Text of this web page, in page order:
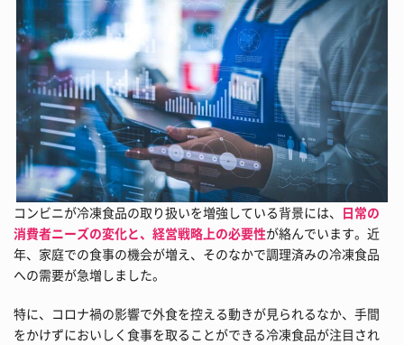
コンビニが冷凍食品の取り扱いを増強している背景には、 日常の
消費者ニーズの変化と、経営戦略上の必要性が絡んでいます。近
年、家庭での食事の機会が増え、そのなかで調理済みの冷凍食品
への需要が急増しました。
特に、コロナ禍の影響で外食を控える動きが見られるなか、手間
をかけずにおいしく食事を取ることができる冷凍食品が注目され